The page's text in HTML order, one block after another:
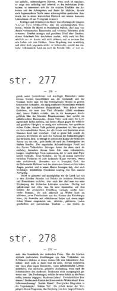
str. 277
Image
str. 278
Image